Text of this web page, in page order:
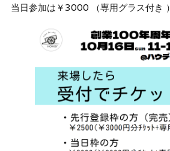
当日参加は￥3000 （専用グラス付き ）